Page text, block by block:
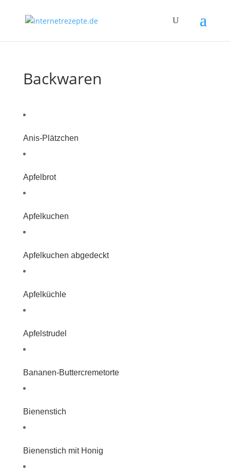
Backwaren
Anis-Plätzchen
Apfelbrot
Apfelkuchen
Apfelkuchen abgedeckt
Apfelküchle
Apfelstrudel
Bananen-Buttercremetorte
Bienenstich
Bienenstich mit Honig